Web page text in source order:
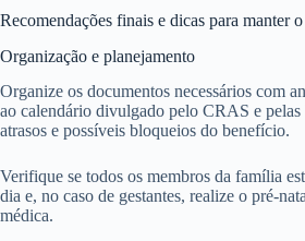
Recomendações finais e dicas para manter
Organização e planejamento
Organize os documentos necessários com
ao calendário divulgado pelo CRAS e
atrasos e possíveis bloqueios do benefício.
Verifique se todos os membros da família
dia e, no caso de gestantes, realize o pré-
médica.